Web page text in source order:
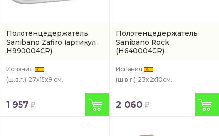
Полотенцедержатель
Sanibano Zafiro (артикул
H990004CR)
Испания
(ш.в.г.) 27x15x9 см.
1 957
Полотенцедержатель
Sanibano Rock
(H640004CR)
Испания
(ш.в.г.) 23x2x10см.
2 060